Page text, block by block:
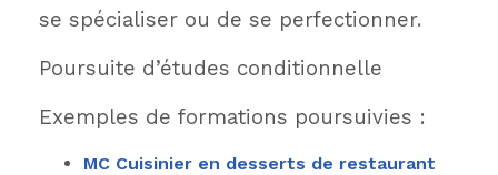
se spécialiser ou de se perfectionner.
Poursuite d’études conditionnelle
Exemples de formations poursuivies :
MC Cuisinier en desserts de restaurant